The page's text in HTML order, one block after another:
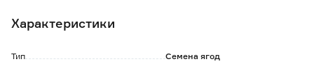
Характеристики
Тип Семена ягод